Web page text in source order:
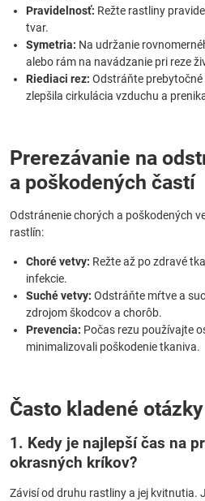
Pravidelnosť: Režte rastliny
tvar.
Symetria: Na udržanie
alebo rám na navádzanie pri reze
Riediaci rez: Odstráňte
zlepšila cirkulácia vzduchu a
Prerezávanie na
a poškodených častí
Odstránenie chorých a poškodených
rastlín:
Choré vetvy: Režte až po zdravé
infekcie.
Suché vetvy: Odstráňte mŕtve a
zdrojom škodcov a chorôb.
Prevencia: Počas rezu používajte
minimalizovali poškodenie tkaniva.
Často kladené otázky
1. Kedy je najlepší čas na
okrasných kríkov?
Závisí od druhu rastliny a jej kvitnutia.